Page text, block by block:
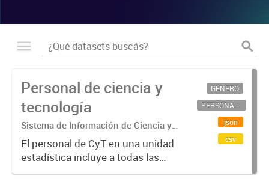
Personal de ciencia y
tecnología
Sistema de Información de Ciencia y
Tecnología Argentino (SICYTAR)
El personal de CyT en una unidad
estadística incluye a todas las
personas involucradas
GÉNERO
PERSONAL CIENTÍFICO-TECNOLÓGICO
json
csv